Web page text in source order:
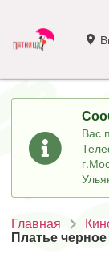
Вас
Главная
Платье